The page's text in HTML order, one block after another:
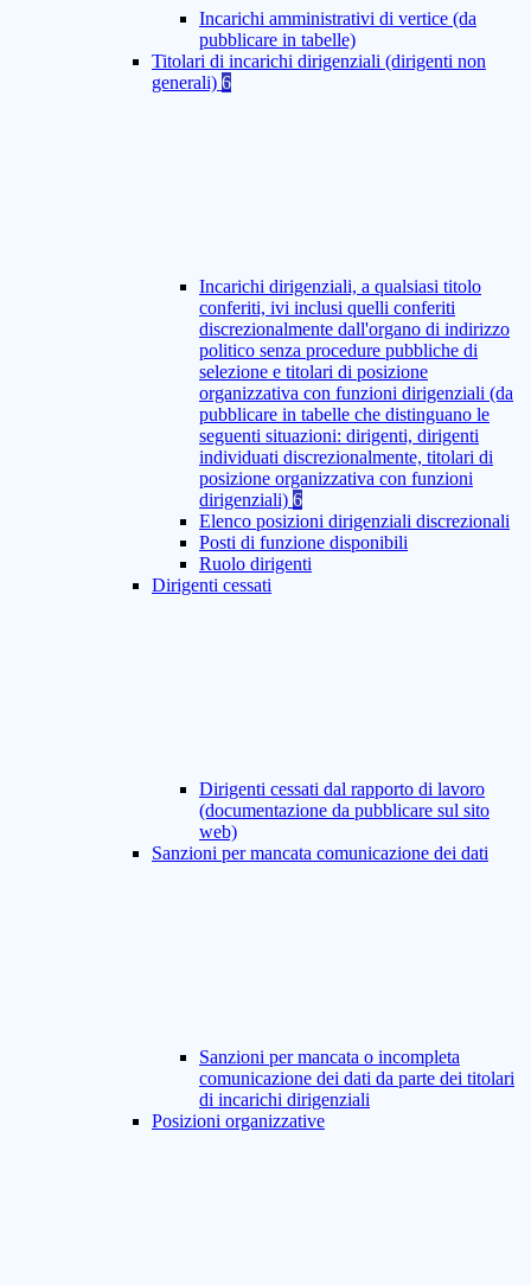
Incarichi amministrativi di vertice (da
pubblicare in tabelle)
Titolari di incarichi dirigenziali (dirigenti non
generali) 6
Incarichi dirigenziali, a qualsiasi titolo
conferiti, ivi inclusi quelli conferiti
discrezionalmente dall'organo di indirizzo
politico senza procedure pubbliche di
selezione e titolari di posizione
organizzativa con funzioni dirigenziali (da
pubblicare in tabelle che distinguano le
seguenti situazioni: dirigenti, dirigenti
individuati discrezionalmente, titolari di
posizione organizzativa con funzioni
dirigenziali) 6
Elenco posizioni dirigenziali discrezionali
Posti di funzione disponibili
Ruolo dirigenti
Dirigenti cessati
Dirigenti cessati dal rapporto di lavoro
(documentazione da pubblicare sul sito
web)
Sanzioni per mancata comunicazione dei dati
Sanzioni per mancata o incompleta
comunicazione dei dati da parte dei titolari
di incarichi dirigenziali
Posizioni organizzative